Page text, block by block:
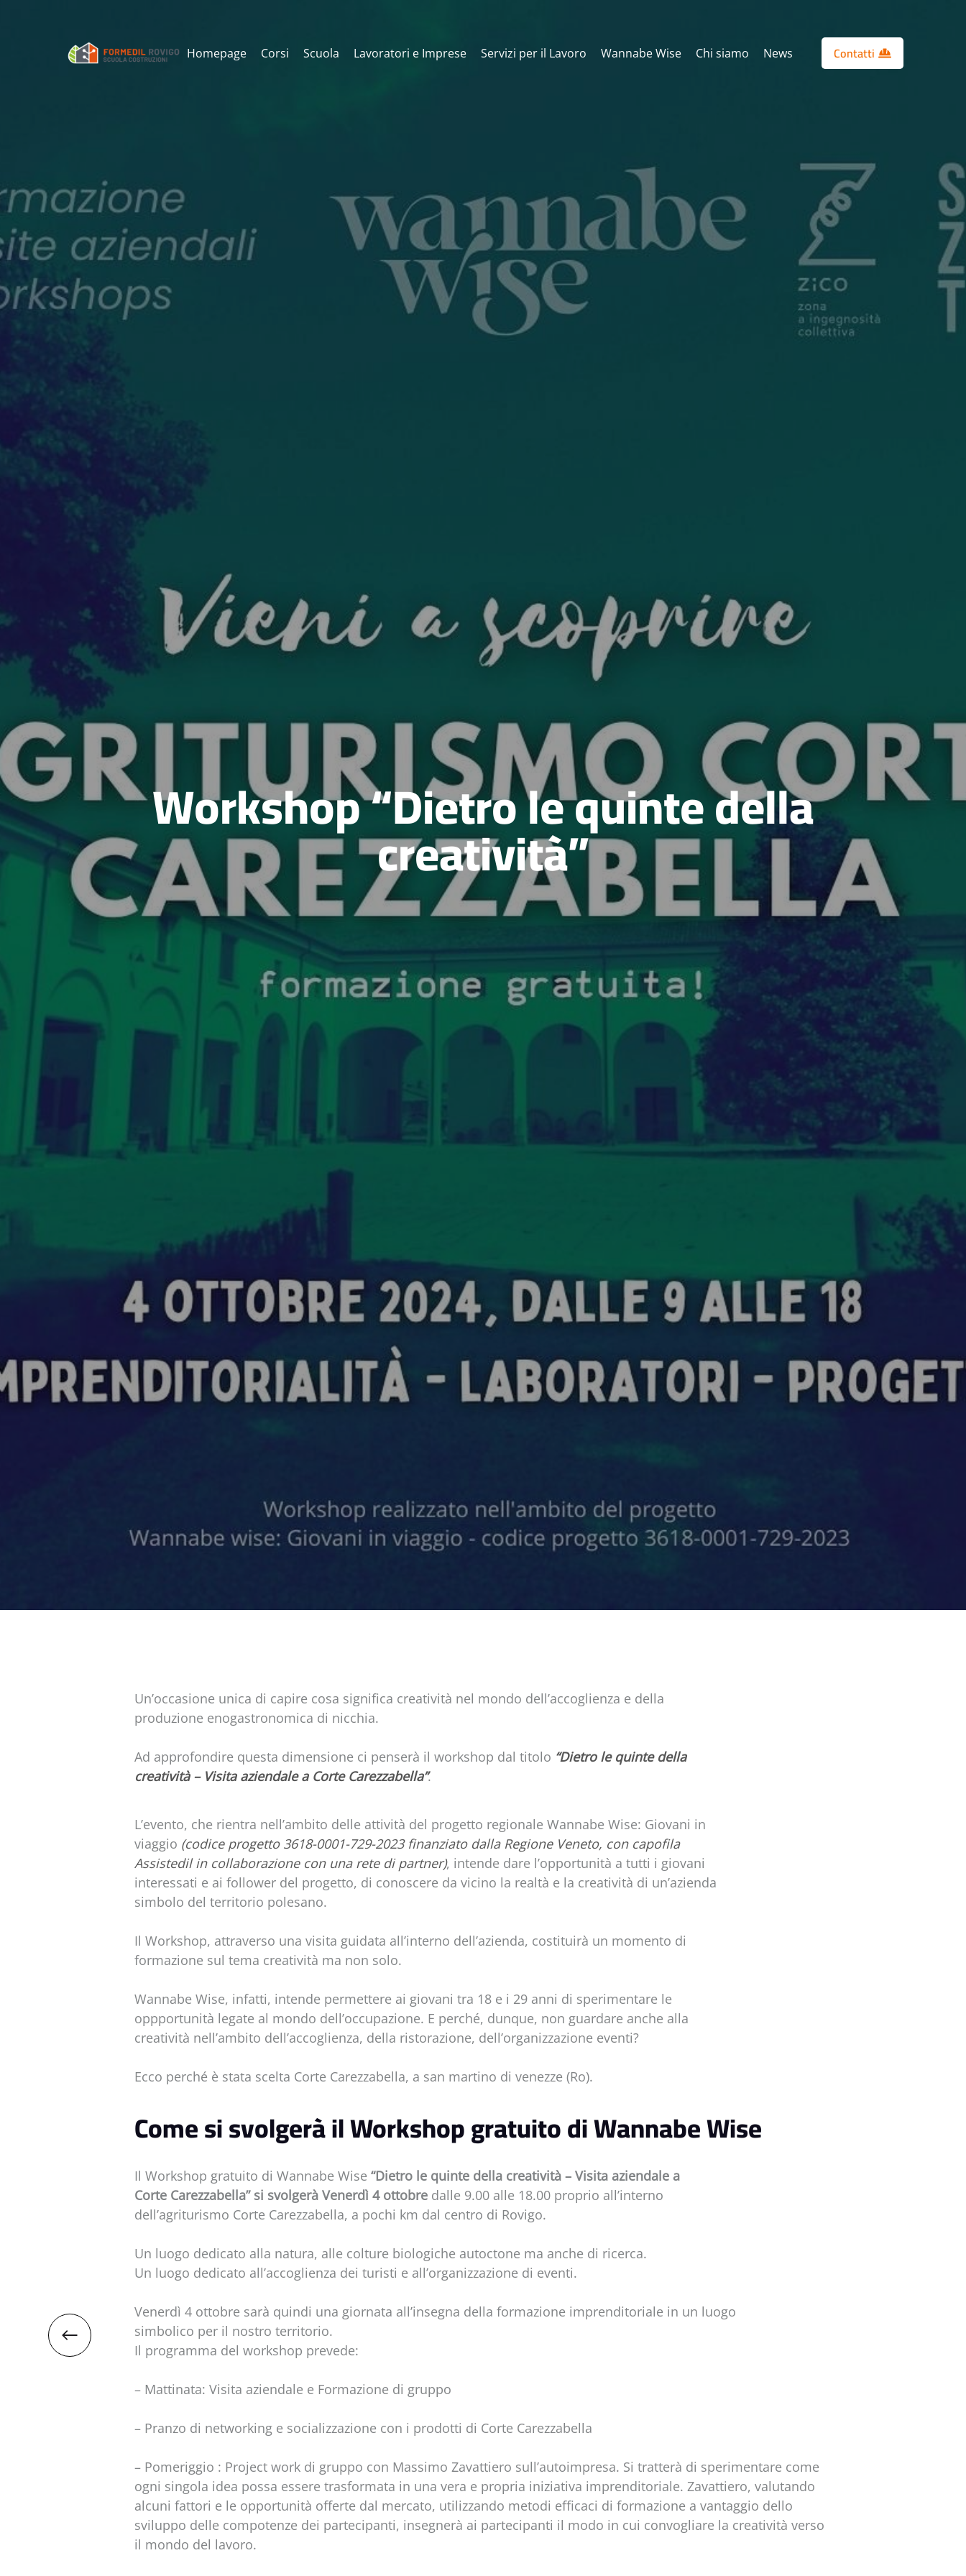
Homepage Corsi Scuola Lavoratori e Imprese Servizi per il Lavoro Wannabe Wise Chi siamo News Contatti
Workshop “Dietro le quinte della
creatività”
Un’occasione unica di capire cosa significa creatività nel mondo dell’accoglienza e della
produzione enogastronomica di nicchia.
Ad approfondire questa dimensione ci penserà il workshop dal titolo “Dietro le quinte della
creatività – Visita aziendale a Corte Carezzabella”.
L’evento, che rientra nell’ambito delle attività del progetto regionale Wannabe Wise: Giovani in
viaggio (codice progetto 3618-0001-729-2023 finanziato dalla Regione Veneto, con capofila
Assistedil in collaborazione con una rete di partner), intende dare l’opportunità a tutti i giovani
interessati e ai follower del progetto, di conoscere da vicino la realtà e la creatività di un’azienda
simbolo del territorio polesano.
Il Workshop, attraverso una visita guidata all’interno dell’azienda, costituirà un momento di
formazione sul tema creatività ma non solo.
Wannabe Wise, infatti, intende permettere ai giovani tra 18 e i 29 anni di sperimentare le
oppportunità legate al mondo dell’occupazione. E perché, dunque, non guardare anche alla
creatività nell’ambito dell’accoglienza, della ristorazione, dell’organizzazione eventi?
Ecco perché è stata scelta Corte Carezzabella, a san martino di venezze (Ro).
Come si svolgerà il Workshop gratuito di Wannabe Wise
Il Workshop gratuito di Wannabe Wise “Dietro le quinte della creatività – Visita aziendale a
Corte Carezzabella” si svolgerà Venerdì 4 ottobre dalle 9.00 alle 18.00 proprio all’interno
dell’agriturismo Corte Carezzabella, a pochi km dal centro di Rovigo.
Un luogo dedicato alla natura, alle colture biologiche autoctone ma anche di ricerca.
Un luogo dedicato all’accoglienza dei turisti e all’organizzazione di eventi.
Venerdì 4 ottobre sarà quindi una giornata all’insegna della formazione imprenditoriale in un luogo
simbolico per il nostro territorio.
Il programma del workshop prevede:
– Mattinata: Visita aziendale e Formazione di gruppo
– Pranzo di networking e socializzazione con i prodotti di Corte Carezzabella
– Pomeriggio : Project work di gruppo con Massimo Zavattiero sull’autoimpresa. Si tratterà di sperimentare come
ogni singola idea possa essere trasformata in una vera e propria iniziativa imprenditoriale. Zavattiero, valutando
alcuni fattori e le opportunità offerte dal mercato, utilizzando metodi efficaci di formazione a vantaggio dello
sviluppo delle compotenze dei partecipanti, insegnerà ai partecipanti il modo in cui convogliare la creatività verso
il mondo del lavoro.